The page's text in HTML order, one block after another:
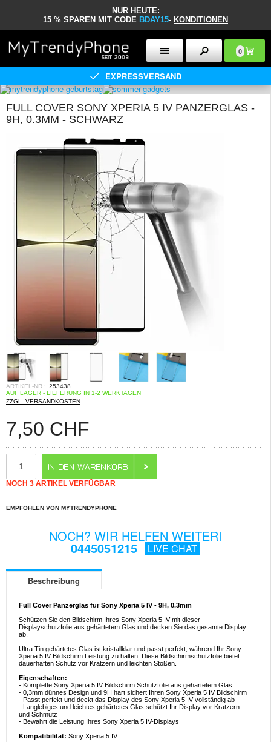
NUR HEUTE:
15 % SPAREN MIT CODE BDAY15- KONDITIONEN
0
EXPRESSVERSAND
FULL COVER SONY XPERIA 5 IV PANZERGLAS -
9H, 0.3MM - SCHWARZ
ARTIKEL-NR.: 253438
AUF LAGER - LIEFERUNG IN 1-2 WERKTAGEN
ZZGL. VERSANDKOSTEN
7,50 CHF
NOCH 3 ARTIKEL VERFÜGBAR
EMPFOHLEN VON MYTRENDYPHONE
NOCH? WIR HELFEN WEITERI
0445051215 LIVE CHAT
Beschreibung
Full Cover Panzerglas für Sony Xperia 5 IV - 9H, 0.3mm
Schützen Sie den Bildschirm Ihres Sony Xperia 5 IV mit dieser
Displayschutzfolie aus gehärtetem Glas und decken Sie das gesamte Display
ab.
Ultra Tin gehärtetes Glas ist kristallklar und passt perfekt, während Ihr Sony
Xperia 5 IV Bildschirm Leistung zu halten. Diese Bildschirmschutzfolie bietet
dauerhaften Schutz vor Kratzern und leichten Stößen.
Eigenschaften:
- Komplette Sony Xperia 5 IV Bildschirm Schutzfolie aus gehärtetem Glas
- 0,3mm dünnes Design und 9H hart sichert Ihren Sony Xperia 5 IV Bildschirm
- Passt perfekt und deckt das Display des Sony Xperia 5 IV vollständig ab
- Langlebiges und leichtes gehärtetes Glas schützt Ihr Display vor Kratzern
und Schmutz
- Bewahrt die Leistung Ihres Sony Xperia 5 IV-Displays
Kompatibilität: Sony Xperia 5 IV